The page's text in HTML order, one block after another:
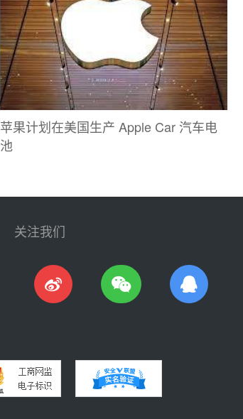
苹果计划在美国生产 Apple Car 汽车电
池
关注我们